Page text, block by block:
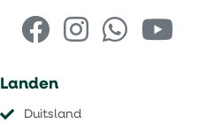
Landen
Duitsland